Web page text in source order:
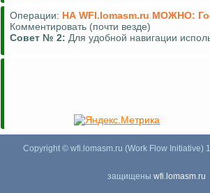
Операции: НА WFI.lomasm.ru МОЖНО:
Комментировать (почти везде)
Совет № 2: Для удобной навигации
Copyright © wfi.lomasm.ru (Work Flow Initiative)
защищены wfi.lomasm.ru